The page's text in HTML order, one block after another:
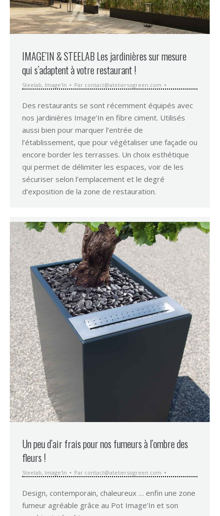
IMAGE’IN & STEELAB Les jardinières sur mesure
qui s’adaptent à votre restaurant !
Steelab, Image'In Par contact@ateliersogreen.com
Des restaurants se sont récemment équipés avec
nos jardinières Image’In en fibre ciment. Utilisés
aussi bien pour marquer l’entrée de
l’établissement, que pour végétaliser une façade ou
encore border les terrasses. Un choix esthétique
qui permet de délimiter les espaces, voir de les
sécuriser selon l’emplacement et le degré
d’exposition de la zone de restauration.
Un peu d’air frais pour nos fumeurs à l’ombre des
fleurs !
Steelab, Image'In Par contact@ateliersogreen.com
Design, contemporain, chaleureux … enfin une zone
fumeur agréable grâce au Pot Image’In et son